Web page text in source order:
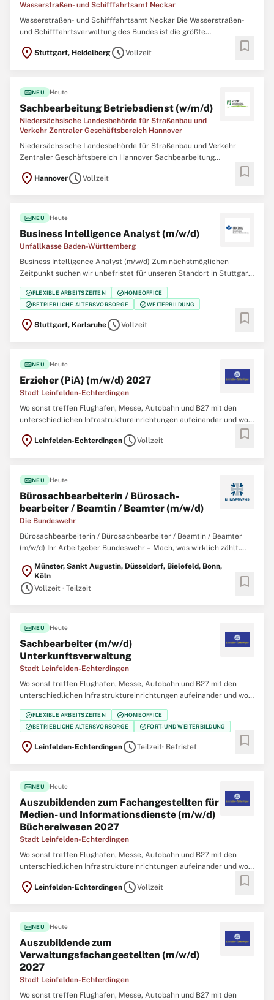
Wasserstraßen- und Schifffahrtsamt Neckar
Wasserstraßen- und Schifffahrtsamt Neckar Die Wasserstraßen-
und Schifffahrtsverwaltung des Bundes ist die größte
Verkehr (BMV). In unseren Behörden arbeiten deutschlandweit
location_on Stuttgart, HeidelbergscheduleVollzeit bookmark
fiber_newNEU Heute
Sachbearbeitung Betriebsdienst (w/m/d)
Niedersächsische Landesbehörde für Straßenbau und
Verkehr Zentraler Geschäftsbereich Hannover
Niedersächsische Landesbehörde für Straßenbau und Verkehr
Zentraler Geschäftsbereich Hannover Sachbearbeitung
Niedersächsischen Landesbehörde für Straßenbau und Verkehr ist
location_on HannoverscheduleVollzeit bookmark
fiber_newNEU Heute
Business Intelligence Analyst (m/w/d)
Unfallkasse Baden-Württemberg
Business Intelligence Analyst (m/w/d) Zum nächstmöglichen
Zeitpunkt suchen wir unbefristet für unseren Standort in Stuttgart
oder Karlsruhe einen Business Intelligence Analyst (m/w/d). Sie
haben ein gutes Gespür für Zahlen und Spaß daran, aus Daten
echte Insights zu gewinnen? Dann
check_circleFLEXIBLE ARBEITSZEITEN check_circleHOMEOFFICE
check_circleBETRIEBLICHE ALTERSVORSORGE check_circleWEITERBILDUNG
location_on Stuttgart, KarlsruhescheduleVollzeit bookmark
fiber_newNEU Heute
Erzieher (PiA) (m/w/d) 2027
Stadt Leinfelden-Echterdingen
Wo sonst treffen Flughafen, Messe, Autobahn und B27 mit den
unterschiedlichen Infrastruktureinrichtungen aufeinander und wo
sonst kann man in einem der wirtschaftsstärksten Orte der Region
in einem familienfreundlichen und familiären Team arbeiten? Die
location_on Leinfelden-EchterdingenscheduleVollzeit bookmark
fiber_newNEU Heute
Büro­sach­bearbeiterin / Büro­sach­
bearbeiter / Beamtin / Beamter (m/w/d)
Die Bundeswehr
Bürosachbearbeiterin / Bürosachbearbeiter / Beamtin / Beamter
(m/w/d) Ihr Arbeitgeber Bundeswehr – Mach, was wirklich zählt.
Mitarbeitenden garantieren wir Sicherheit, Souveränität und die
außenpolitische Handlungsfähigkeit
location_on Münster, Sankt Augustin, Düsseldorf, Bielefeld, Bonn,
Köln
scheduleVollzeit · Teilzeit bookmark
fiber_newNEU Heute
Sachbearbeiter (m/w/d)
Unterkunftsverwaltung
Stadt Leinfelden-Echterdingen
Wo sonst treffen Flughafen, Messe, Autobahn und B27 mit den
unterschiedlichen Infrastruktureinrichtungen aufeinander und wo
sonst kann man in einem der wirtschaftsstärksten Orte der Region
in einem familienfreundlichen und familiären Team arbeiten? Die
Stadt LE bietet Ihnen mit sowohl
check_circleFLEXIBLE ARBEITSZEITEN check_circleHOMEOFFICE
check_circleBETRIEBLICHE ALTERSVORSORGE check_circleFORT- UND WEITERBILDUNG
location_on Leinfelden-EchterdingenscheduleTeilzeit· Befristet bookmark
fiber_newNEU Heute
Auszubildenden zum Fachangestellten für
Medien- und Informationsdienste (m/w/d)
Büchereiwesen 2027
Stadt Leinfelden-Echterdingen
Wo sonst treffen Flughafen, Messe, Autobahn und B27 mit den
unterschiedlichen Infrastruktureinrichtungen aufeinander und wo
sonst kann man in einem der wirtschaftsstärksten Orte der Region
in einem familienfreundlichen und familiären Team arbeiten? Die
location_on Leinfelden-EchterdingenscheduleVollzeit bookmark
fiber_newNEU Heute
Auszubildende zum
Verwaltungsfachangestellten (m/w/d)
2027
Stadt Leinfelden-Echterdingen
Wo sonst treffen Flughafen, Messe, Autobahn und B27 mit den